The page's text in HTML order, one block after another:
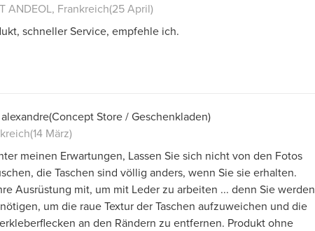
ANDEOL, Frankreich(25 April)
schneller Service, empfehle ich.
alexandre(Concept Store / Geschenkladen)
(14 März)
meinen Erwartungen, Lassen Sie sich nicht von den Fotos
die Taschen sind völlig anders, wenn Sie sie erhalten.
Ausrüstung mit, um mit Leder zu arbeiten ... denn Sie werden
um die raue Textur der Taschen aufzuweichen und die
an den Rändern zu entfernen. Produkt ohne